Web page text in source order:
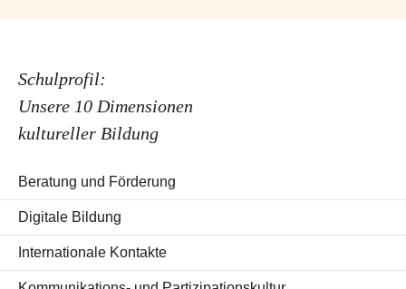
Schulprofil:
Unsere 10 Dimensionen
kultureller Bildung
Beratung und Förderung
Digitale Bildung
Internationale Kontakte